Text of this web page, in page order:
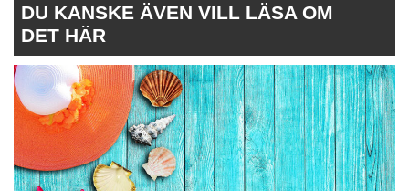
DU KANSKE ÄVEN VILL LÄSA OM
DET HÄR